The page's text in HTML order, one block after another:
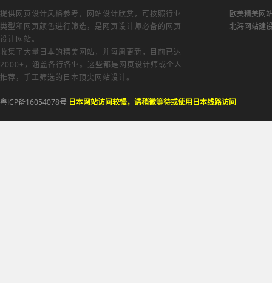
提供网页设计风格参考， 网站设计欣赏 ，可按照行业
类型和网页颜色进行筛选，是网页设计师必备的网页
设计网站。
收集了大量日本的精美网站，并每周更新，目前已达
2000+，涵盖各行各业。这些都是网页设计师或个人
推荐，手工筛选的日本顶尖网站设计。
欧美精美网
北海网站建
粤ICP备16054078号 日本网站访问较慢，请稍微等待或使用日本线路访问